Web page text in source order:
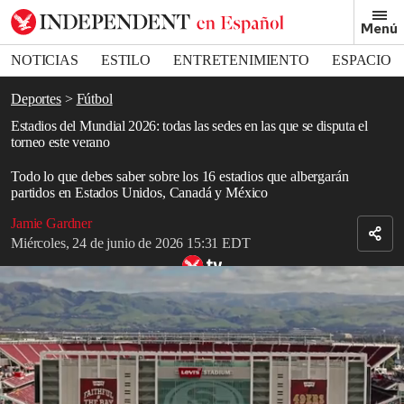
Menú
NOTICIAS ESTILO ENTRETENIMIENTO
ESPACIO
DEPORTES
Deportes
Fútbol
Estadios del Mundial 2026: todas las sedes en las que se disputa el
torneo este verano
Todo lo que debes saber sobre los 16 estadios que albergarán
partidos en Estados Unidos, Canadá y México
Jamie Gardner
Miércoles, 24 de junio de 2026 15:31 EDT
Bookmark popover
Removed from bookmarks
Close popover
Un recorrido con drones por el Levi’s Stadium revela una
arquitectura moderna impresionante.
Read in English
LaCopa del Mundoya comenzó y los partidos están repartidos
entre los 16 estadios deEstados Unidos, Canadá y México